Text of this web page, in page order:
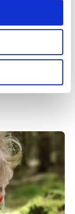
aby dcera
žije
Pavel a